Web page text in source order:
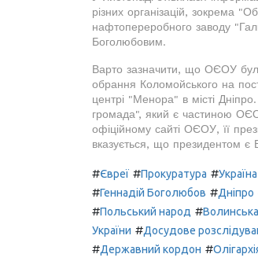
різних організацій, зокрема
нафтопереробного заводу
Боголюбовим.
Варто зазначити, що ОЄОУ
обрання Коломойського на
центрі "Менора" в місті
громада", який є частиною
офіційному сайті ОЄОУ, її
вказується, що президентом є
#Євреї #Прокуратура #Україна
#Геннадій Боголюбов #Дніпро
#Польський народ #
України #Досудове
#Державний кордон #